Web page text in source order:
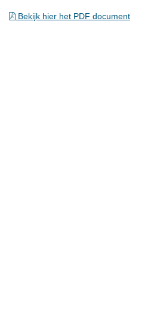
Bekijk hier het PDF document